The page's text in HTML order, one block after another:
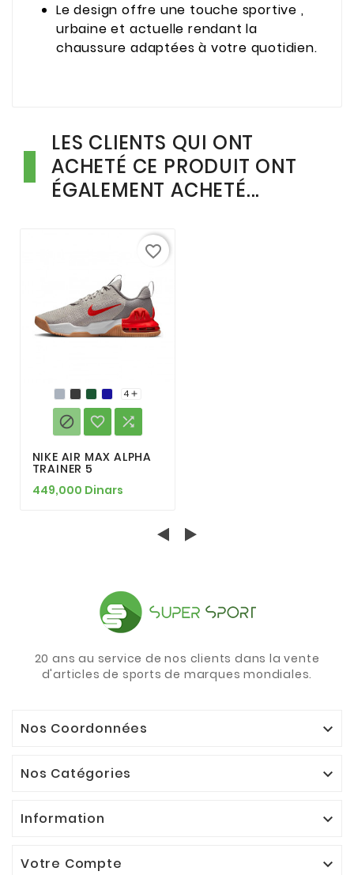
Le design offre une touche sportive ,
urbaine et actuelle rendant la
chaussure adaptées à votre quotidien.
LES CLIENTS QUI ONT
ACHETÉ CE PRODUIT ONT
ÉGALEMENT ACHETÉ...
4 
  
NIKE AIR MAX ALPHA
TRAINER 5
449,000 Dinars
favorite_border
20 ans au service de nos clients dans la vente
d'articles de sports de marques mondiales.
Nos Coordonnées 
Nos Catégories 
Information 
Votre Compte 